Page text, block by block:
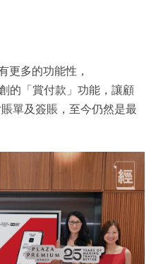
更多的功能性，
的「賞付款」功能，讓顧
單及簽賬，至今仍然是最